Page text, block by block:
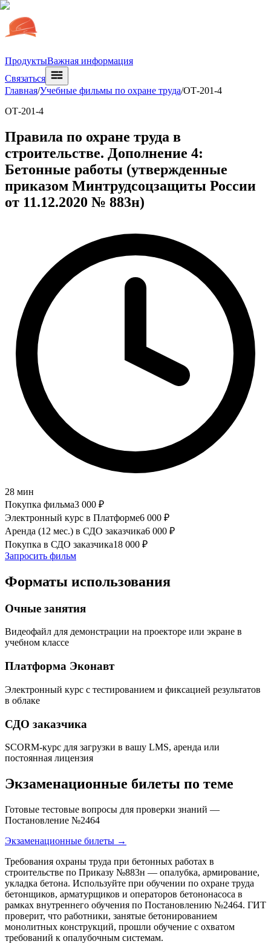
ПродуктыВажная информация
Связаться
Главная/Учебные фильмы по охране труда/ОТ-201-4
ОТ-201-4
Правила по охране труда в
строительстве. Дополнение 4:
Бетонные работы (утвержденные
приказом Минтрудсоцзащиты России
от 11.12.2020 № 883н)
28 мин
Покупка фильма3 000 ₽
Электронный курс в Платформе6 000 ₽
Аренда (12 мес.) в СДО заказчика6 000 ₽
Покупка в СДО заказчика18 000 ₽
Запросить фильм
Форматы использования
Очные занятия
Видеофайл для демонстрации на проекторе или экране в
учебном классе
Платформа Эконавт
Электронный курс с тестированием и фиксацией результатов
в облаке
СДО заказчика
SCORM-курс для загрузки в вашу LMS, аренда или
постоянная лицензия
Экзаменационные билеты по теме
Готовые тестовые вопросы для проверки знаний —
Постановление №2464
Экзаменационные билеты →
Требования охраны труда при бетонных работах в
строительстве по Приказу №883н — опалубка, армирование,
укладка бетона. Используйте при обучении по охране труда
бетонщиков, арматурщиков и операторов бетононасоса в
рамках внутреннего обучения по Постановлению №2464. ГИТ
проверит, что работники, занятые бетонированием
монолитных конструкций, прошли обучение с охватом
требований к опалубочным системам.